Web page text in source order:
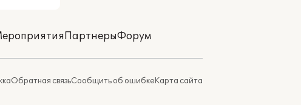
ПартнерыФорум
Обратная связьСообщить об ошибкеКарта сайта